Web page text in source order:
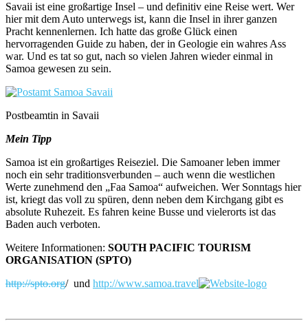
Savaii ist eine großartige Insel – und definitiv eine Reise wert. Wer
hier mit dem Auto unterwegs ist, kann die Insel in ihrer ganzen
Pracht kennenlernen. Ich hatte das große Glück einen
hervorragenden Guide zu haben, der in Geologie ein wahres Ass
war. Und es tat so gut, nach so vielen Jahren wieder einmal in
Samoa gewesen zu sein.
Postbeamtin in Savaii
Mein Tipp
Samoa ist ein großartiges Reiseziel. Die Samoaner leben immer
noch ein sehr traditionsverbunden – auch wenn die westlichen
Werte zunehmend den „Faa Samoa“ aufweichen. Wer Sonntags hier
ist, kriegt das voll zu spüren, denn neben dem Kirchgang gibt es
absolute Ruhezeit. Es fahren keine Busse und vielerorts ist das
Baden auch verboten.
Weitere Informationen: SOUTH PACIFIC TOURISM
ORGANISATION (SPTO)
http://spto.org/ und http://www.samoa.travel